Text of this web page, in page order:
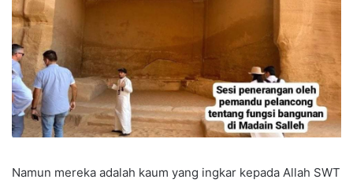
Namun mereka adalah kaum yang ingkar kepada Allah SWT